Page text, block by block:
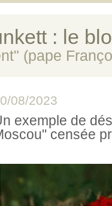
: le
(pape
08/2023
exemple de
censée